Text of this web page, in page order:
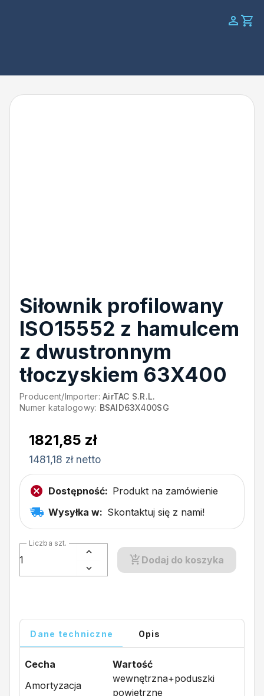
Siłownik profilowany
ISO15552 z hamulcem
z dwustronnym
tłoczyskiem 63X400
Producent/Importer: AirTAC S.R.L.
Numer katalogowy: BSAID63X400SG
1821,85 zł
1481,18 zł netto
Dostępność: Produkt na zamówienie
Wysyłka w: Skontaktuj się z nami!
Liczba szt.
Dodaj do koszyka
Dane techniczne Opis
Cecha
Wartość
Amortyzacja
wewnętrzna+poduszki
powietrzne